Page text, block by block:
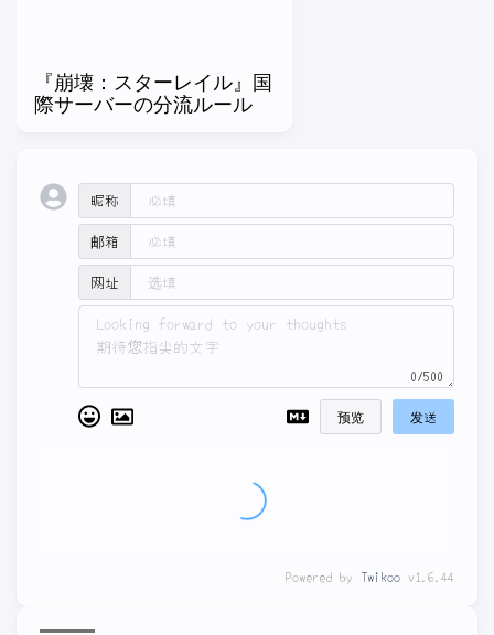
『崩壊：スターレイル』国
際サーバーの分流ルール
昵称
邮箱
网址
0/500
预览 发送
没有评论
Powered by Twikoo v1.6.44